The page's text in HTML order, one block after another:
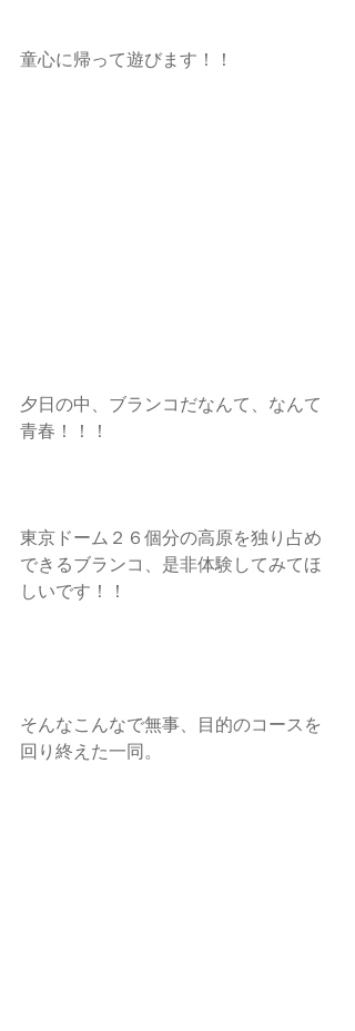
童心に帰って遊びます！！
夕日の中、ブランコだなんて、なんて
青春！！！
東京ドーム２６個分の高原を独り占め
できるブランコ、是非体験してみてほ
しいです！！
そんなこんなで無事、目的のコースを
回り終えた一同。